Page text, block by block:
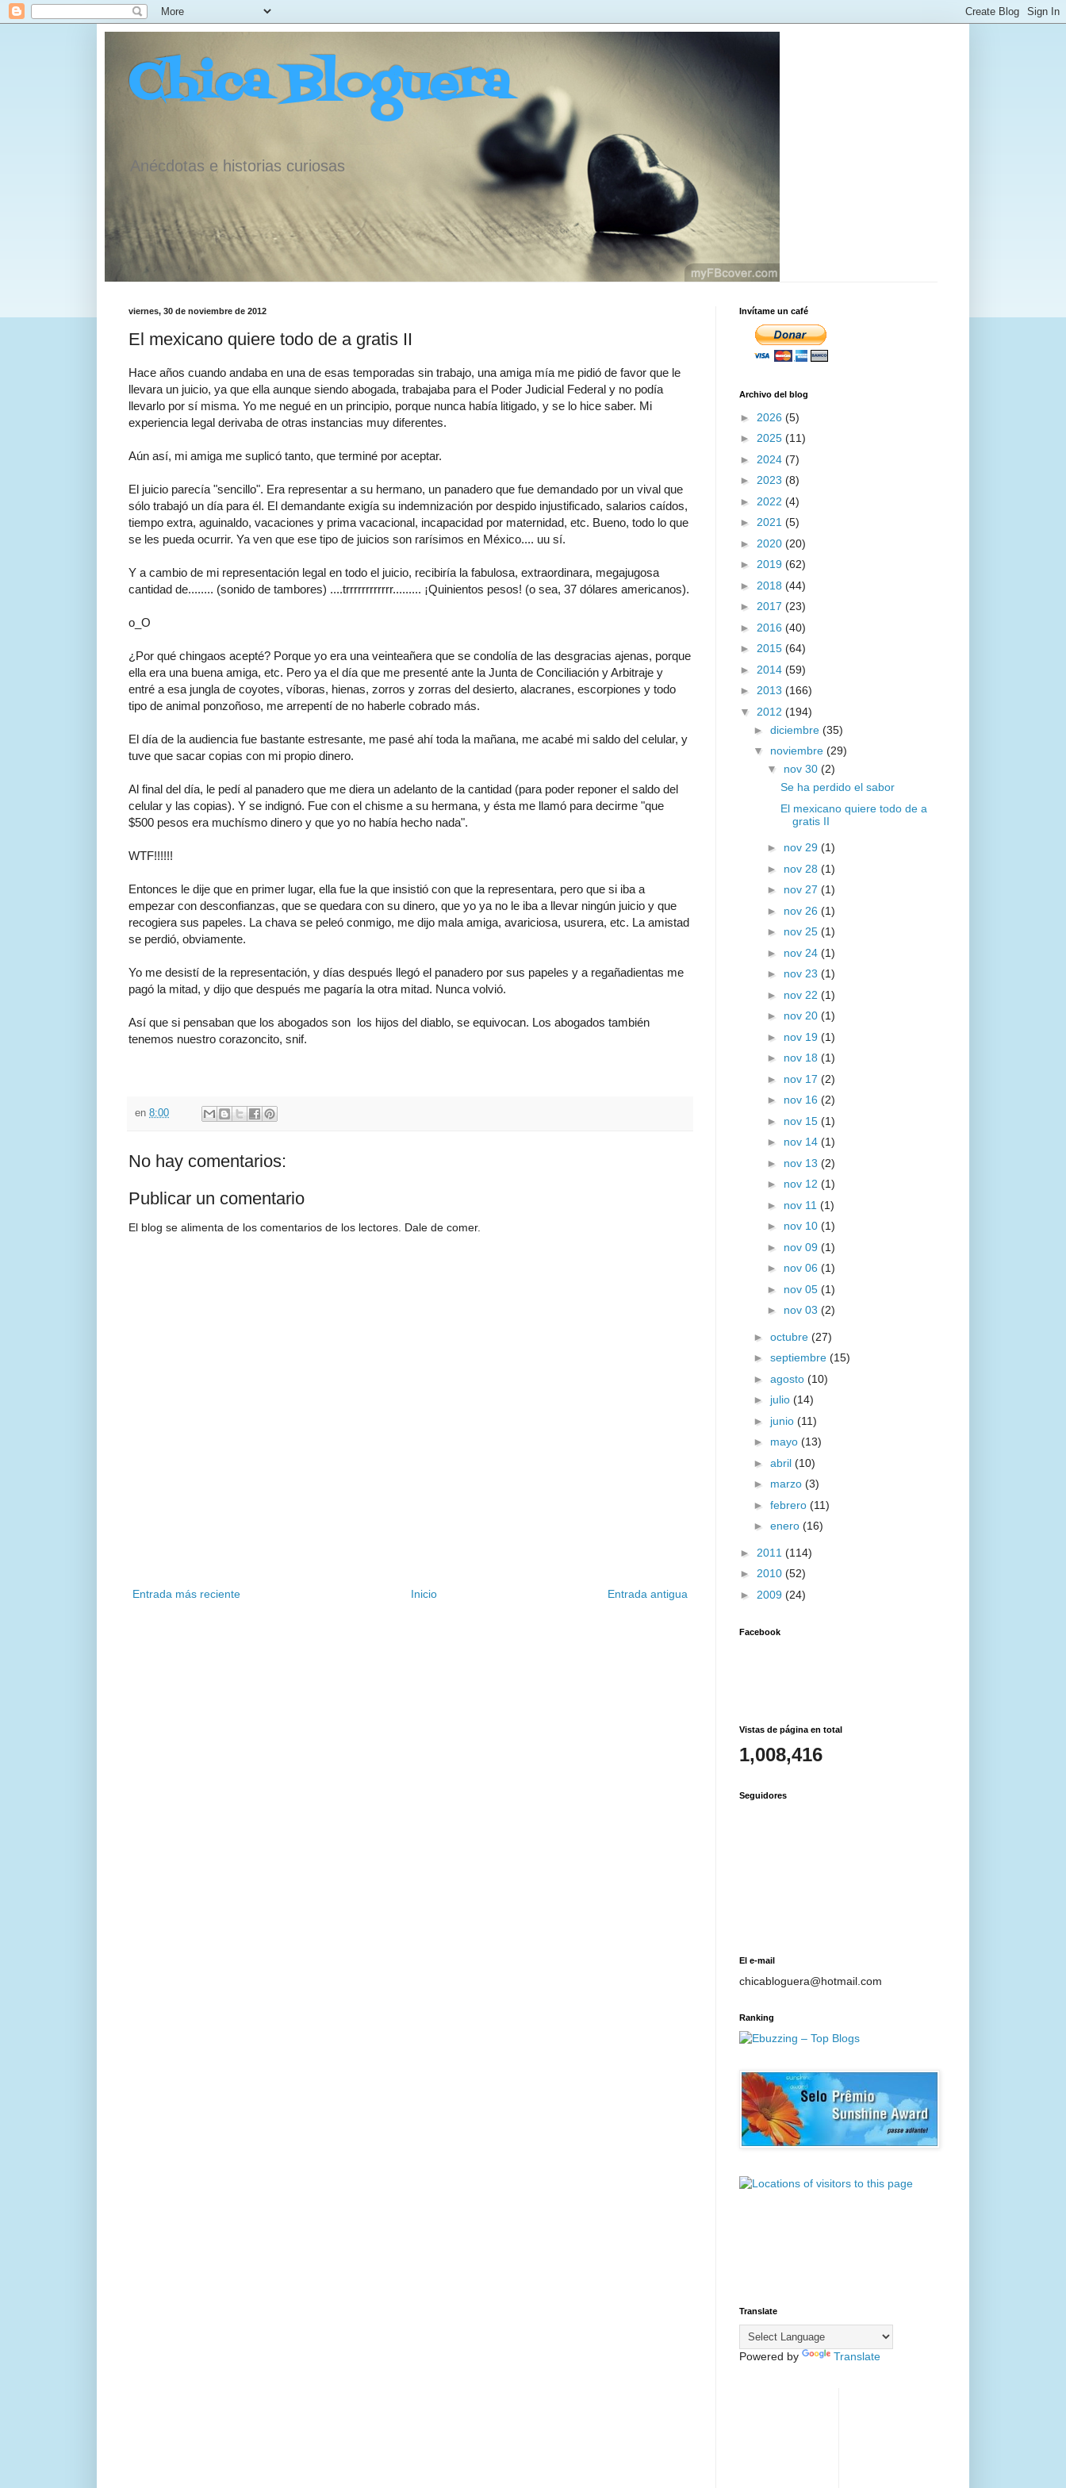
Chica Bloguera
Anécdotas e historias curiosas
viernes, 30 de noviembre de 2012
El mexicano quiere todo de a gratis II
Hace años cuando andaba en una de esas temporadas sin trabajo, una amiga mía me pidió de favor que le
llevara un juicio, ya que ella aunque siendo abogada, trabajaba para el Poder Judicial Federal y no podía
llevarlo por sí misma. Yo me negué en un principio, porque nunca había litigado, y se lo hice saber. Mi
experiencia legal derivaba de otras instancias muy diferentes.
Aún así, mi amiga me suplicó tanto, que terminé por aceptar.
El juicio parecía "sencillo". Era representar a su hermano, un panadero que fue demandado por un vival que
sólo trabajó un día para él. El demandante exigía su indemnización por despido injustificado, salarios caídos,
tiempo extra, aguinaldo, vacaciones y prima vacacional, incapacidad por maternidad, etc. Bueno, todo lo que
se les pueda ocurrir. Ya ven que ese tipo de juicios son rarísimos en México.... uu sí.
Y a cambio de mi representación legal en todo el juicio, recibiría la fabulosa, extraordinara, megajugosa
cantidad de........ (sonido de tambores) ....trrrrrrrrrrrr......... ¡Quinientos pesos! (o sea, 37 dólares americanos).
o_O
¿Por qué chingaos acepté? Porque yo era una veinteañera que se condolía de las desgracias ajenas, porque
ella era una buena amiga, etc. Pero ya el día que me presenté ante la Junta de Conciliación y Arbitraje y
entré a esa jungla de coyotes, víboras, hienas, zorros y zorras del desierto, alacranes, escorpiones y todo
tipo de animal ponzoñoso, me arrepentí de no haberle cobrado más.
El día de la audiencia fue bastante estresante, me pasé ahí toda la mañana, me acabé mi saldo del celular, y
tuve que sacar copias con mi propio dinero.
Al final del día, le pedí al panadero que me diera un adelanto de la cantidad (para poder reponer el saldo del
celular y las copias). Y se indignó. Fue con el chisme a su hermana, y ésta me llamó para decirme "que
$500 pesos era muchísmo dinero y que yo no había hecho nada".
WTF!!!!!!
Entonces le dije que en primer lugar, ella fue la que insistió con que la representara, pero que si iba a
empezar con desconfianzas, que se quedara con su dinero, que yo ya no le iba a llevar ningún juicio y que
recogiera sus papeles. La chava se peleó conmigo, me dijo mala amiga, avariciosa, usurera, etc. La amistad
se perdió, obviamente.
Yo me desistí de la representación, y días después llegó el panadero por sus papeles y a regañadientas me
pagó la mitad, y dijo que después me pagaría la otra mitad. Nunca volvió.
Así que si pensaban que los abogados son los hijos del diablo, se equivocan. Los abogados también
tenemos nuestro corazoncito, snif.
en 8:00
No hay comentarios:
Publicar un comentario
El blog se alimenta de los comentarios de los lectores. Dale de comer.
Entrada más reciente Entrada antigua
Inicio
Invítame un café
Archivo del blog
► 2026 (5)
► 2025 (11)
► 2024 (7)
► 2023 (8)
► 2022 (4)
► 2021 (5)
► 2020 (20)
► 2019 (62)
► 2018 (44)
► 2017 (23)
► 2016 (40)
► 2015 (64)
► 2014 (59)
► 2013 (166)
▼ 2012 (194)
► diciembre (35)
▼ noviembre (29)
▼ nov 30 (2)
Se ha perdido el sabor
El mexicano quiere todo de a
gratis II
► nov 29 (1)
► nov 28 (1)
► nov 27 (1)
► nov 26 (1)
► nov 25 (1)
► nov 24 (1)
► nov 23 (1)
► nov 22 (1)
► nov 20 (1)
► nov 19 (1)
► nov 18 (1)
► nov 17 (2)
► nov 16 (2)
► nov 15 (1)
► nov 14 (1)
► nov 13 (2)
► nov 12 (1)
► nov 11 (1)
► nov 10 (1)
► nov 09 (1)
► nov 06 (1)
► nov 05 (1)
► nov 03 (2)
► octubre (27)
► septiembre (15)
► agosto (10)
► julio (14)
► junio (11)
► mayo (13)
► abril (10)
► marzo (3)
► febrero (11)
► enero (16)
► 2011 (114)
► 2010 (52)
► 2009 (24)
Facebook
Vistas de página en total
1,008,416
Seguidores
El e-mail
chicabloguera@hotmail.com
Ranking
Translate
Powered by Translate